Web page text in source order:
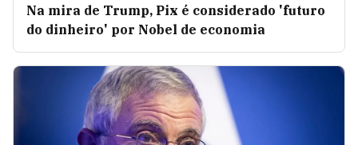
Na mira de Trump, Pix é considerado 'futuro
do dinheiro' por Nobel de economia